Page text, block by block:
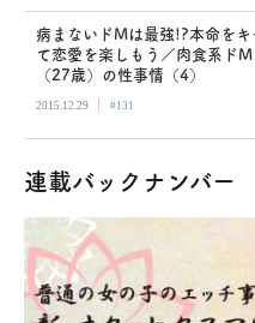
病まないドMは最強!?本命をキ
て恋愛を楽しもう／肉食系ドM
（27歳）の性事情（4）
2015.12.29 | #131
連載バックナンバー